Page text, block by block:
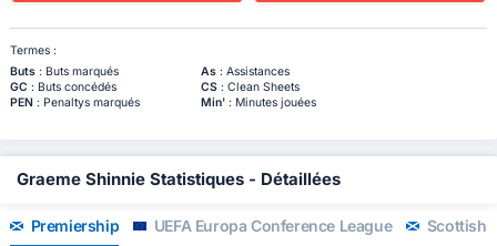
Termes :
Buts: Buts marqués As: Assistances
GC : Buts concédés CS: Clean Sheets
PEN : Penaltys marqués Min': Minutes jouées
Graeme Shinnie Statistiques - Détaillées
Premiership UEFA Europa Conference League Scottish